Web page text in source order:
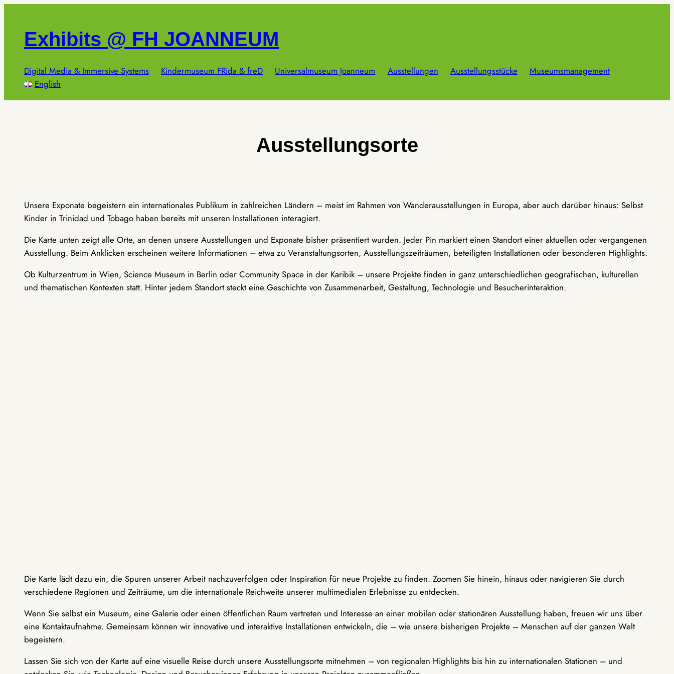
springenExhibits @ FH JOANNEUM
Digital Media & Immersive Systems Kindermuseum FRida & freD Universalmuseum Joanneum Ausstellungen Ausstellungsstücke
Museumsmanagement
English
Ausstellungsorte
Unsere Exponate begeistern ein internationales Publikum in zahlreichen Ländern – meist im Rahmen von Wanderausstellungen in Europa, aber auch darüber hinaus: Selbst
Kinder in Trinidad und Tobago haben bereits mit unseren Installationen interagiert.
Die Karte unten zeigt alle Orte, an denen unsere Ausstellungen und Exponate bisher präsentiert wurden. Jeder Pin markiert einen Standort einer aktuellen oder vergangenen
Ausstellung. Beim Anklicken erscheinen weitere Informationen – etwa zu Veranstaltungsorten, Ausstellungszeiträumen, beteiligten Installationen oder besonderen Highlights.
Ob Kulturzentrum in Wien, Science Museum in Berlin oder Community Space in der Karibik – unsere Projekte finden in ganz unterschiedlichen geografischen, kulturellen
und thematischen Kontexten statt. Hinter jedem Standort steckt eine Geschichte von Zusammenarbeit, Gestaltung, Technologie und Besucherinteraktion.
Die Karte lädt dazu ein, die Spuren unserer Arbeit nachzuverfolgen oder Inspiration für neue Projekte zu finden. Zoomen Sie hinein, hinaus oder navigieren Sie durch
verschiedene Regionen und Zeiträume, um die internationale Reichweite unserer multimedialen Erlebnisse zu entdecken.
Wenn Sie selbst ein Museum, eine Galerie oder einen öffentlichen Raum vertreten und Interesse an einer mobilen oder stationären Ausstellung haben, freuen wir uns über
eine Kontaktaufnahme. Gemeinsam können wir innovative und interaktive Installationen entwickeln, die – wie unsere bisherigen Projekte – Menschen auf der ganzen Welt
begeistern.
Lassen Sie sich von der Karte auf eine visuelle Reise durch unsere Ausstellungsorte mitnehmen – von regionalen Highlights bis hin zu internationalen Stationen – und